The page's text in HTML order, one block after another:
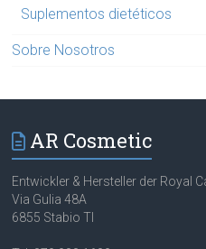
Suplementos dietéticos
Sobre Nosotros
AR Cosmetic
Entwickler & Hersteller der Royal
Via Gulia 48A
6855 Stabio TI